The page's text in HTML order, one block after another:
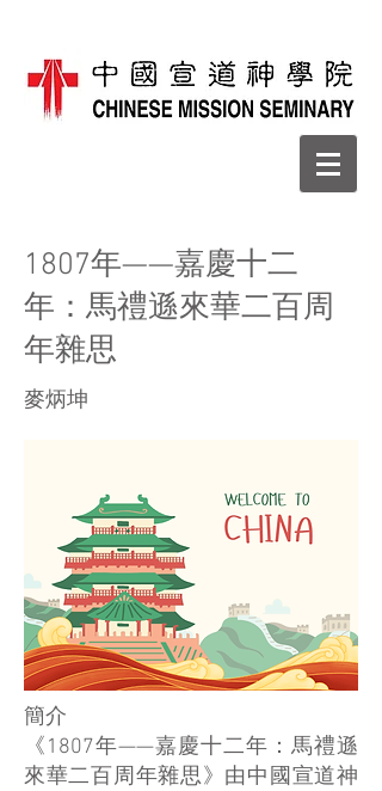
1807年——嘉慶十二
年：馬禮遜來華二百周
年雜思
麥炳坤
簡介
《1807年——嘉慶十二年：馬禮遜
來華二百周年雜思》由中國宣道神